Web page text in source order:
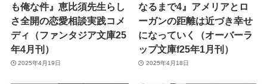
も俺な件』恵比須先生らし
さ全開の恋愛相談実践コメ
ディ（ファンタジア文庫25
年4月刊）
2025年4月19日
なるまで4』アメリアとロ
ーガンの距離は近づき幸せ
になっていく（オーバーラ
ップ文庫f25年1月刊）
2025年4月18日